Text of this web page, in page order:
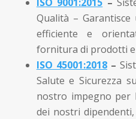
Qualità –
efficiente e
fornitura di prodotti e
ISO 45001:2018 –
Salute e Sicurezza
nostro impegno per
dei nostri